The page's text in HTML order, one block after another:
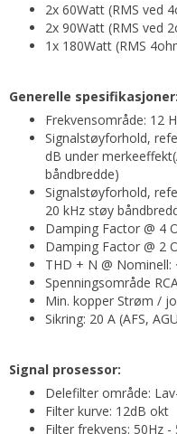
2x 60Watt (RMS ved
2x 90Watt (RMS ved
1x 180Watt (RMS
Generelle spesifikasjoner:
Frekvensområde: 12
Signalstøyforhold,
dB under
båndbredde)
Signalstøyforhold,
20 kHz støy
Damping Factor @ 4
Damping Factor @ 2
THD + N @
Spenningsområde
Min. kopper Strøm /
Sikring: 20 A (AFS,
Signal prosessor:
Delefilter område:
Filter kurve: 12dB okt
Filter frekvens: 50Hz -